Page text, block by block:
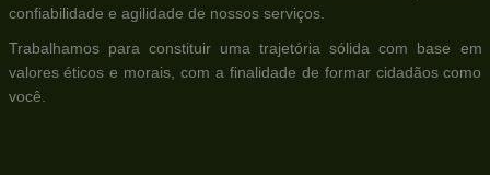
confiabilidade e agilidade de nossos serviços.
Trabalhamos para constituir uma trajetória sólida com base em
valores éticos e morais, com a finalidade de formar cidadãos como
você.